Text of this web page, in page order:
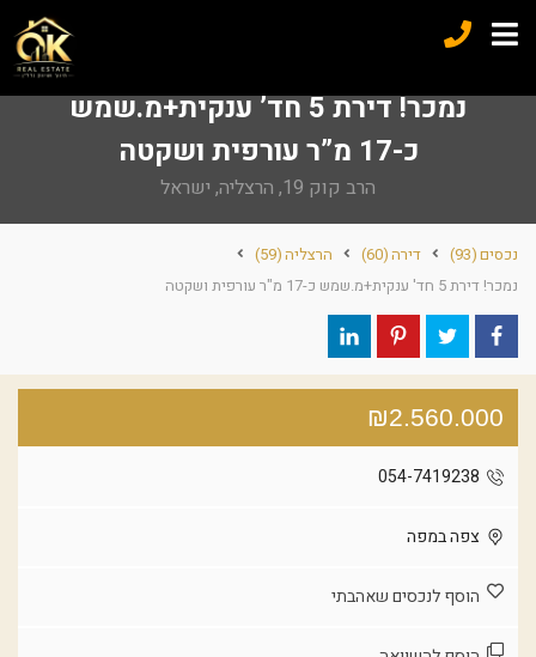
נמכר! דירת 5 חד’ ענקית+מ.שמש
כ-17 מ”ר עורפית ושקטה
הרב קוק 19, הרצליה, ישראל
נכסים(93) דירה(60) הרצליה(59)
נמכר! דירת 5 חד' ענקית+מ.שמש כ-17 מ"ר עורפית ושקטה
₪2.560.000
054-7419238
צפה במפה
הוסף לנכסים שאהבתי